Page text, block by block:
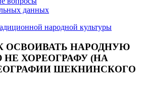
данных
ОСВОИВАТЬ НАРОДНУЮ
ХОРЕОГРАФУ (НА
ШЕКНИНСКОГО